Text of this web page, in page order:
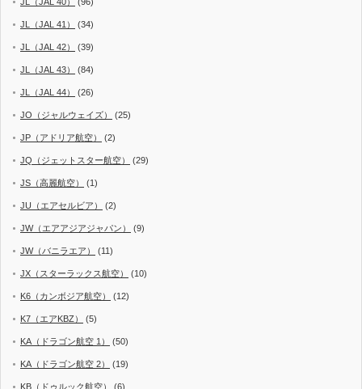
JL（JAL 41） (34)
JL（JAL 42） (39)
JL（JAL 43） (84)
JL（JAL 44） (26)
JO（ジャルウェイズ） (25)
JP（アドリア航空） (2)
JQ（ジェットスター航空） (29)
JS（高麗航空） (1)
JU（エアセルビア） (2)
JW（エアアジアジャパン） (9)
JW（バニラエア） (11)
JX（スターラックス航空） (10)
K6（カンボジア航空） (12)
K7（エアKBZ） (5)
KA（ドラゴン航空 1） (50)
KA（ドラゴン航空 2） (19)
KB（ドゥルック航空） (6)